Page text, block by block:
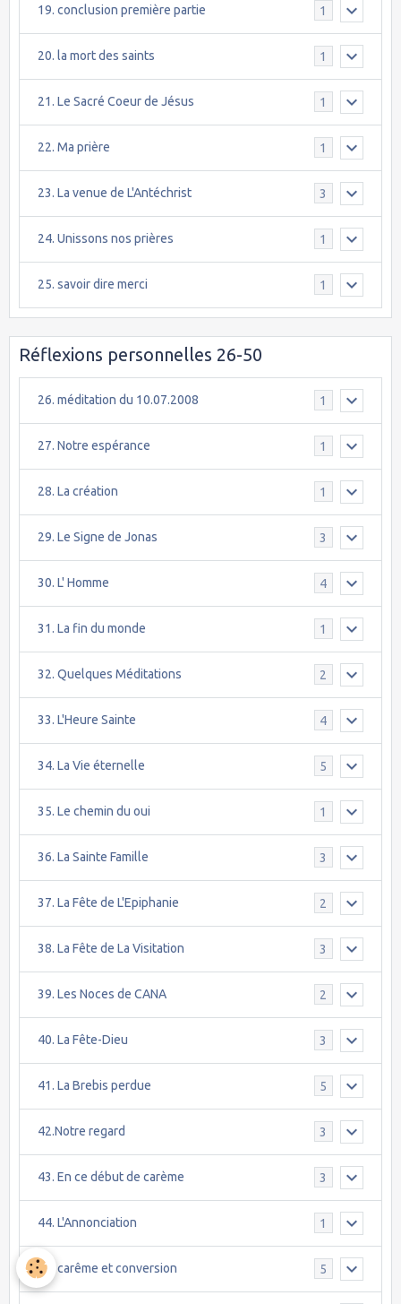
19. conclusion première partie 1
20. la mort des saints 1
21. Le Sacré Coeur de Jésus 1
22. Ma prière 1
23. La venue de L'Antéchrist 3
24. Unissons nos prières 1
25. savoir dire merci 1
Réflexions personnelles 26-50
26. méditation du 10.07.2008 1
27. Notre espérance 1
28. La création 1
29. Le Signe de Jonas 3
30. L' Homme 4
31. La fin du monde 1
32. Quelques Méditations 2
33. L'Heure Sainte 4
34. La Vie éternelle 5
35. Le chemin du oui 1
36. La Sainte Famille 3
37. La Fête de L'Epiphanie 2
38. La Fête de La Visitation 3
39. Les Noces de CANA 2
40. La Fête-Dieu 3
41. La Brebis perdue 5
42.Notre regard 3
43. En ce début de carème 3
44. L'Annonciation 1
45. carême et conversion 5